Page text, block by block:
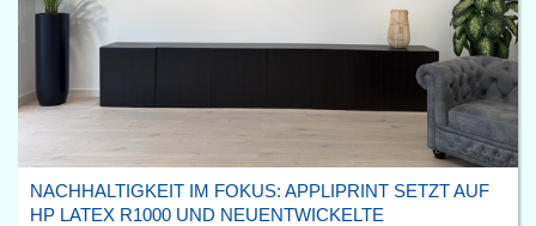
NACHHALTIGKEIT IM FOKUS: APPLIPRINT SETZT AUF
HP LATEX R1000 UND NEUENTWICKELTE